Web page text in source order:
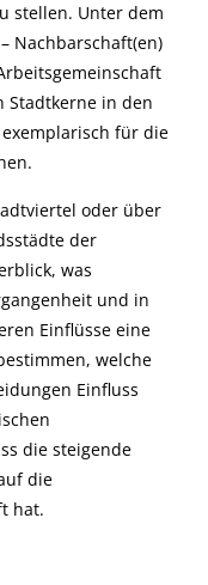
stellen. Unter dem
Nachbarschaft(en)
Stadtkerne in den
für die
oder über
der
was
und in
Einflüsse eine
welche
Einfluss
die steigende
die
hat.